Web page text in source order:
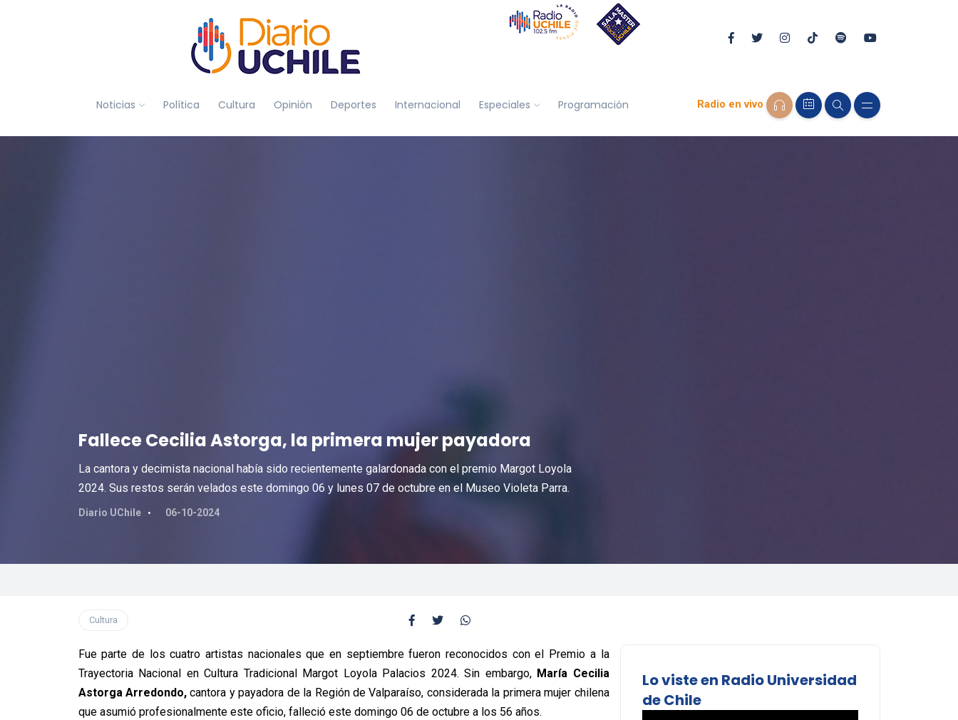
Noticias Política Cultura Opinión Deportes Internacional Especiales Programación Radio en vivo
Fallece Cecilia Astorga, la primera mujer payadora
La cantora y decimista nacional había sido recientemente galardonada con el premio Margot Loyola
2024. Sus restos serán velados este domingo 06 y lunes 07 de octubre en el Museo Violeta Parra.
Diario UChile 06-10-2024
Cultura
Fue parte de los cuatro artistas nacionales que en septiembre fueron reconocidos con el Premio a la
Trayectoria Nacional en Cultura Tradicional Margot Loyola Palacios 2024. Sin embargo, María Cecilia
Astorga Arredondo,cantora y payadora de la Región de Valparaíso, considerada la primera mujer chilena
que asumió profesionalmente este oficio, falleció este domingo 06 de octubre a los 56 años.
Lo viste en Radio Universidad
de Chile